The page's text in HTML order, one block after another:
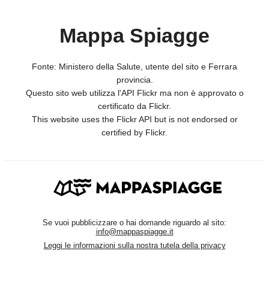
Mappa Spiagge
Fonte: Ministero della Salute, utente del sito e Ferrara
provincia.
Questo sito web utilizza l'API Flickr ma non è approvato o
certificato da Flickr.
This website uses the Flickr API but is not endorsed or
certified by Flickr.
Se vuoi pubblicizzare o hai domande riguardo al sito:
info@mappaspiagge.it
Leggi le informazioni sulla nostra tutela della privacy